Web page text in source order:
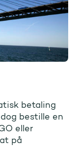
betaling
bestille en
eller
på